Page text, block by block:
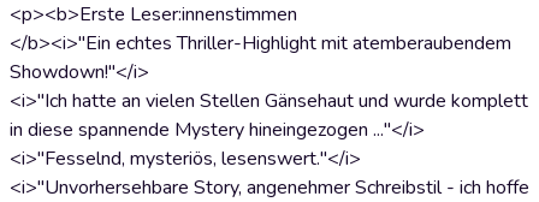
<p><b>Erste Leser:innenstimmen
</b><i>"Ein echtes Thriller-Highlight mit atemberaubendem
Showdown!"</i>
<i>"Ich hatte an vielen Stellen Gänsehaut und wurde komplett
in diese spannende Mystery hineingezogen ..."</i>
<i>"Fesselnd, mysteriös, lesenswert."</i>
<i>"Unvorhersehbare Story, angenehmer Schreibstil - ich hoffe